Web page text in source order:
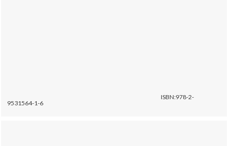
ISBN:978-2-
9531564-1-6